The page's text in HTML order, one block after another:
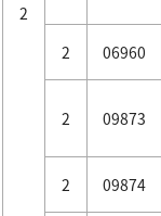
2
2 06960
2 09873
2 09874